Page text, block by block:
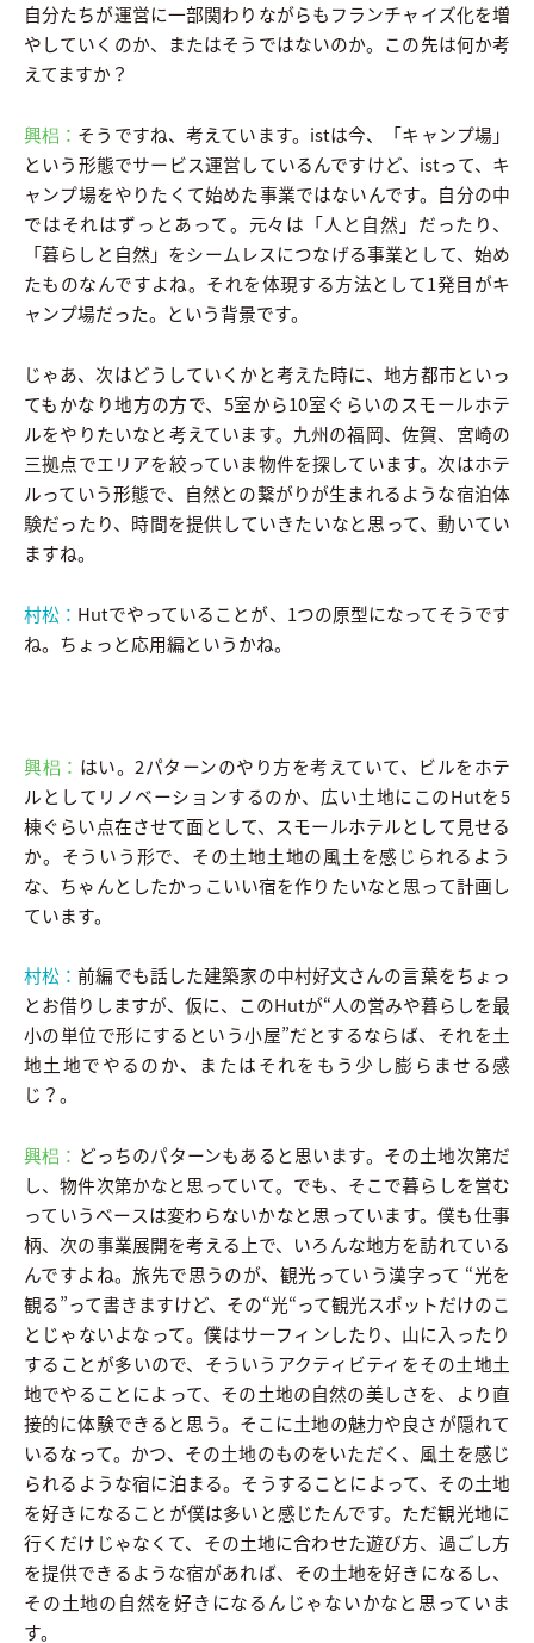
自分たちが運営に一部関わりながらもフランチャイズ化を増
やしていくのか、またはそうではないのか。この先は何か考
えてますか？
興梠： そうですね、考えています。istは今、「キャンプ場」
という形態でサービス運営しているんですけど、istって、キ
ャンプ場をやりたくて始めた事業ではないんです。自分の中
ではそれはずっとあって。元々は「人と自然」だったり、
「暮らしと自然」をシームレスにつなげる事業として、始め
たものなんですよね。それを体現する方法として1発目がキ
ャンプ場だった。という背景です。
じゃあ、次はどうしていくかと考えた時に、地方都市といっ
てもかなり地方の方で、5室から10室ぐらいのスモールホテ
ルをやりたいなと考えています。九州の福岡、佐賀、宮崎の
三拠点でエリアを絞っていま物件を探しています。次はホテ
ルっていう形態で、自然との繋がりが生まれるような宿泊体
験だったり、時間を提供していきたいなと思って、動いてい
ますね。
村松： Hutでやっていることが、1つの原型になってそうです
ね。ちょっと応用編というかね。
興梠： はい。2パターンのやり方を考えていて、ビルをホテ
ルとしてリノベーションするのか、広い土地にこのHutを5
棟ぐらい点在させて面として、スモールホテルとして見せる
か。そういう形で、その土地土地の風土を感じられるよう
な、ちゃんとしたかっこいい宿を作りたいなと思って計画し
ています。
村松：前編でも話した建築家の中村好文さんの言葉をちょっ
とお借りしますが、仮に、このHutが“人の営みや暮らしを最
小の単位で形にするという小屋”だとするならば、それを土
地土地でやるのか、またはそれをもう少し膨らませる感
じ？。
興梠： どっちのパターンもあると思います。その土地次第だ
し、物件次第かなと思っていて。でも、そこで暮らしを営む
っていうベースは変わらないかなと思っています。僕も仕事
柄、次の事業展開を考える上で、いろんな地方を訪れている
んですよね。旅先で思うのが、観光っていう漢字って “光を
観る”って書きますけど、その“光“って観光スポットだけのこ
とじゃないよなって。僕はサーフィンしたり、山に入ったり
することが多いので、そういうアクティビティをその土地土
地でやることによって、その土地の自然の美しさを、より直
接的に体験できると思う。そこに土地の魅力や良さが隠れて
いるなって。かつ、その土地のものをいただく、風土を感じ
られるような宿に泊まる。そうすることによって、その土地
を好きになることが僕は多いと感じたんです。ただ観光地に
行くだけじゃなくて、その土地に合わせた遊び方、過ごし方
を提供できるような宿があれば、その土地を好きになるし、
その土地の自然を好きになるんじゃないかなと思っていま
す。